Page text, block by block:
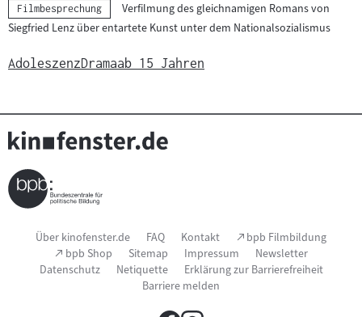
Kategorie:
Filmbesprechung
Verfilmung des gleichnamigen Romans von
Siegfried Lenz über entartete Kunst unter dem Nationalsozialismus
AdoleszenzDramaab 15 Jahren
Seitenfußnavigation
Über kinofenster.de FAQ Kontakt (Link
öffnet
im
neuen
bpb Filmbildung
(Link
öffnet
im
bpb Shop Sitemap Impressum
Newsletter
Datenschutz
Netiquette
Erklärung zur Barrierefreiheit
Barriere melden